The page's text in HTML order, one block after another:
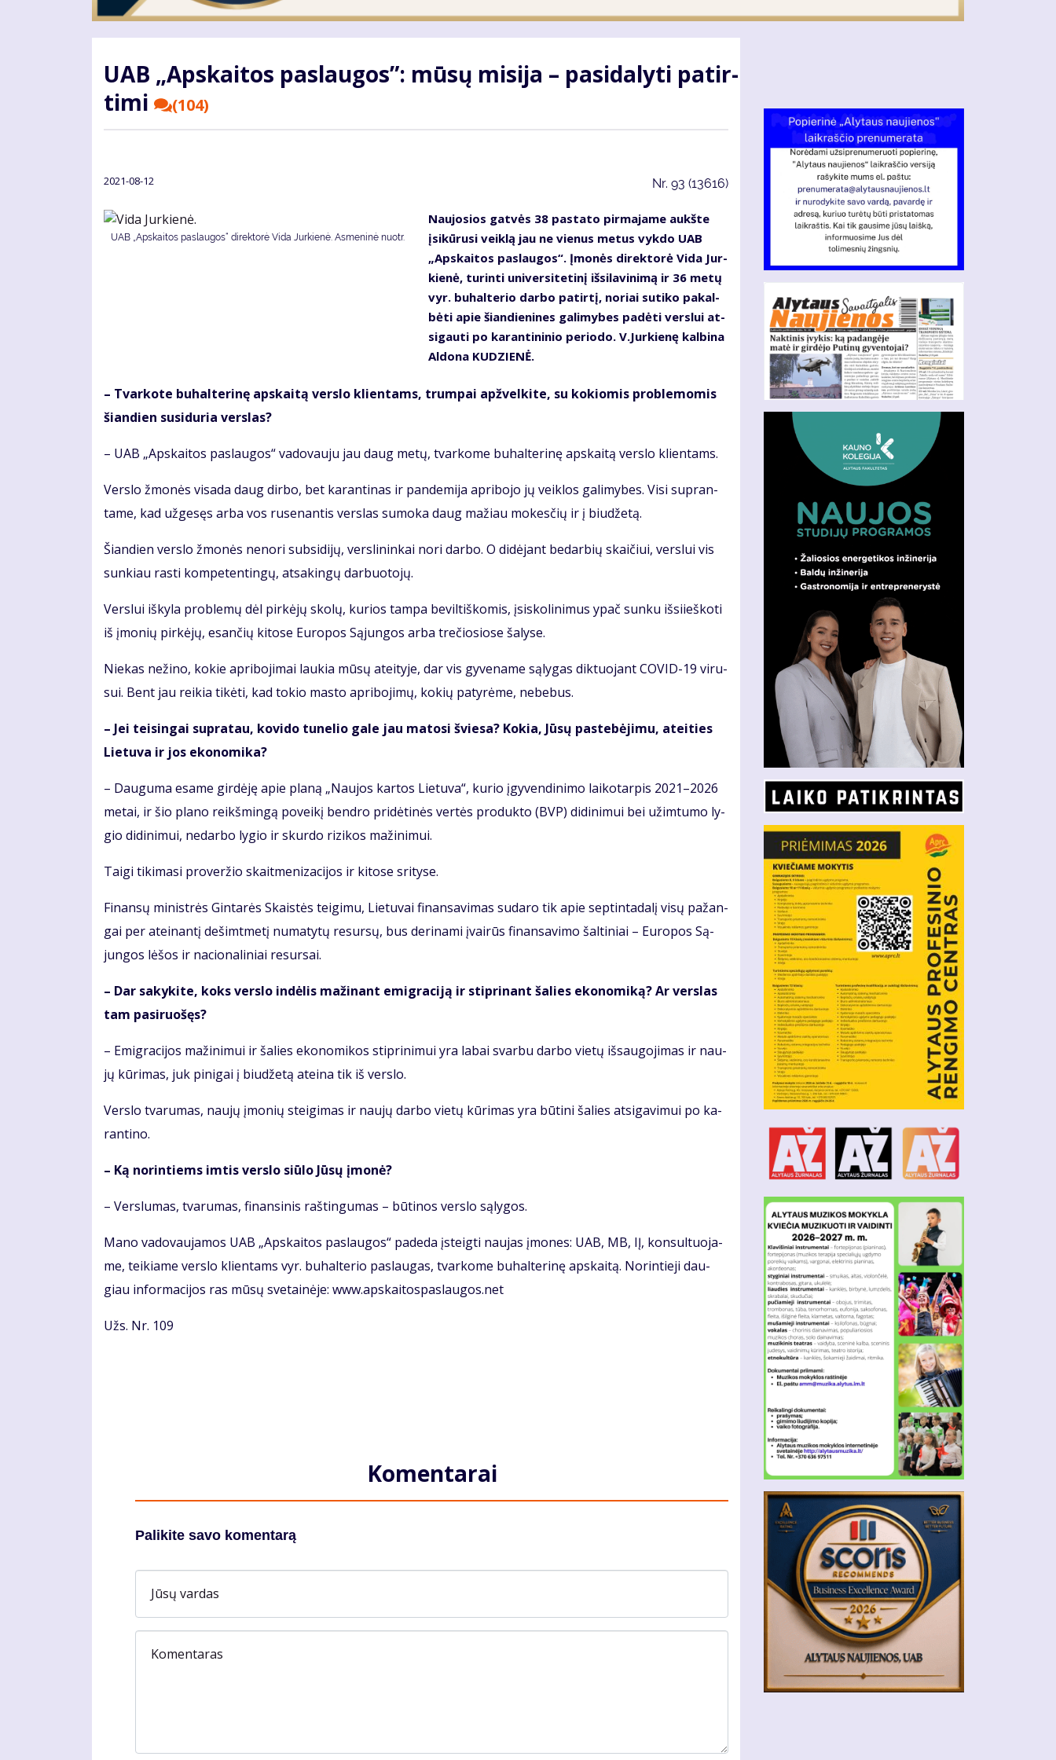
UAB „Ap­skai­tos pa­slau­gos”: mū­sų mi­si­ja – pa­si­da­ly­ti pa­tir­
ti­mi
(104)
2021-08-12 Nr. 93 (13616)
UAB „Ap­skai­tos pa­slau­gos“ di­rek­to­rė Vi­da Jur­kie­nė. Asmeninė nuotr.
Nau­jo­sios gat­vės 38 pa­sta­to pir­ma­ja­me aukš­te
įsi­kū­ru­si veik­lą jau ne vie­nus me­tus vyk­do UAB
„Ap­skai­tos pa­slau­gos“. Įmo­nės di­rek­to­rė Vi­da Jur­
kie­nė, tu­rin­ti uni­ver­si­te­ti­nį iš­si­la­vi­ni­mą ir 36 me­tų
vyr. bu­hal­te­rio dar­bo pa­tir­tį, no­riai su­ti­ko pa­kal­
bė­ti apie šian­die­ni­nes ga­li­my­bes pa­dė­ti ver­slui at­
si­gau­ti po ka­ran­ti­ni­nio pe­ri­odo. V.Jur­kie­nę kal­bi­na
Al­do­na KU­DZIE­NĖ.
– Tvar­ko­te bu­hal­te­ri­nę ap­skai­tą ver­slo klien­tams, trum­pai ap­žvel­ki­te, su ko­kio­mis pro­ble­mo­mis
šian­dien su­si­du­ria ver­slas?
– UAB „Ap­skai­tos pa­slau­gos“ va­do­vau­ju jau daug me­tų, tvar­ko­me bu­hal­te­ri­nę ap­skai­tą ver­slo klien­tams.
Ver­slo žmo­nės vi­sa­da daug dir­bo, bet ka­ran­ti­nas ir pan­de­mi­ja ap­ri­bo­jo jų veik­los ga­li­my­bes. Vi­si su­pran­
ta­me, kad už­ge­sęs ar­ba vos ru­se­nan­tis ver­slas su­mo­ka daug ma­žiau mo­kes­čių ir į biu­dže­tą.
Šian­dien ver­slo žmo­nės ne­no­ri sub­si­di­jų, ver­sli­nin­kai no­ri dar­bo. O di­dė­jant be­dar­bių skai­čiui, ver­slui vis
sun­kiau ras­ti kom­pe­ten­tin­gų, at­sa­kin­gų dar­buo­to­jų.
Ver­slui iš­ky­la pro­ble­mų dėl pir­kė­jų sko­lų, ku­rios tam­pa be­vil­tiš­ko­mis, įsi­sko­li­ni­mus ypač sun­ku iš­si­ieš­ko­ti
iš įmo­nių pir­kė­jų, esan­čių ki­to­se Eu­ro­pos Są­jun­gos ar­ba tre­čio­sio­se ša­ly­se.
Nie­kas ne­ži­no, ko­kie ap­ri­bo­ji­mai lau­kia mū­sų at­ei­ty­je, dar vis gy­ve­na­me są­ly­gas dik­tuo­jant CO­VID-19 vi­ru­
sui. Bent jau rei­kia ti­kė­ti, kad to­kio mas­to ap­ri­bo­ji­mų, ko­kių pa­ty­rė­me, ne­be­bus.
– Jei tei­sin­gai su­pra­tau, ko­vi­do tu­ne­lio ga­le jau ma­to­si švie­sa? Ko­kia, Jū­sų pa­ste­bė­ji­mu, at­ei­ties
Lie­tu­va ir jos eko­no­mi­ka?
– Dau­gu­ma esa­me gir­dė­ję apie pla­ną „Nau­jos kar­tos Lie­tu­va“, ku­rio įgy­ven­di­ni­mo lai­ko­tar­pis 2021–2026
me­tai, ir šio pla­no reikš­min­gą po­vei­kį ben­dro pri­dė­ti­nės ver­tės pro­duk­to (BVP) di­di­ni­mui bei už­im­tu­mo ly­
gio di­di­ni­mui, ne­dar­bo ly­gio ir skur­do ri­zi­kos ma­ži­ni­mui.
Tai­gi ti­ki­ma­si pro­ver­žio skait­me­ni­za­ci­jos ir ki­to­se sri­ty­se.
Fi­nan­sų mi­nist­rės Gin­ta­rės Skais­tės tei­gi­mu, Lie­tu­vai fi­nan­sa­vi­mas su­da­ro tik apie sep­tin­ta­da­lį vi­sų pa­žan­
gai per at­ei­nan­tį de­šimt­me­tį nu­ma­ty­tų re­sur­sų, bus de­ri­na­mi įvai­rūs fi­nan­sa­vi­mo šal­ti­niai – Eu­ro­pos Są­
jun­gos lė­šos ir na­cio­na­li­niai re­sur­sai.
– Dar sa­ky­ki­te, koks ver­slo in­dė­lis ma­ži­nant emig­ra­ci­ją ir stip­ri­nant ša­lies eko­no­mi­ką? Ar ver­slas
tam pa­si­ruo­šęs?
– Emig­ra­ci­jos ma­ži­ni­mui ir ša­lies eko­no­mi­kos stip­ri­ni­mui yra la­bai svar­bu dar­bo vie­tų iš­sau­go­ji­mas ir nau­
jų kū­ri­mas, juk pi­ni­gai į biu­dže­tą at­ei­na tik iš ver­slo.
Ver­slo tva­ru­mas, nau­jų įmo­nių stei­gi­mas ir nau­jų dar­bo vie­tų kū­ri­mas yra bū­ti­ni ša­lies at­si­ga­vi­mui po ka­
ran­ti­no.
– Ką no­rin­tiems im­tis ver­slo siū­lo Jū­sų įmo­nė?
– Ver­slu­mas, tva­ru­mas, fi­nan­si­nis raš­tin­gu­mas – bū­ti­nos ver­slo są­ly­gos.
Ma­no va­do­vau­ja­mos UAB „Ap­skai­tos pa­slau­gos“ pa­de­da įsteig­ti nau­jas įmo­nes: UAB, MB, IĮ, kon­sul­tuo­ja­
me, tei­kia­me ver­slo klien­tams vyr. bu­hal­te­rio pa­slau­gas, tvar­ko­me bu­hal­te­ri­nę ap­skai­tą. No­rin­tie­ji dau­
giau in­for­ma­ci­jos ras mū­sų sve­tai­nė­je: www.ap­skai­tos­pas­lau­gos.net
Užs. Nr. 109
Komentarai
Palikite savo komentarą
Jūsų vardas
Komentaras